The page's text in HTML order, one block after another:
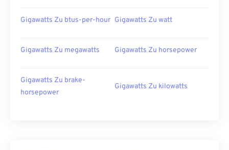
Gigawatts Zu btus-per-hour Gigawatts Zu watt
Gigawatts Zu megawatts Gigawatts Zu horsepower
Gigawatts Zu brake-
horsepower
Gigawatts Zu kilowatts